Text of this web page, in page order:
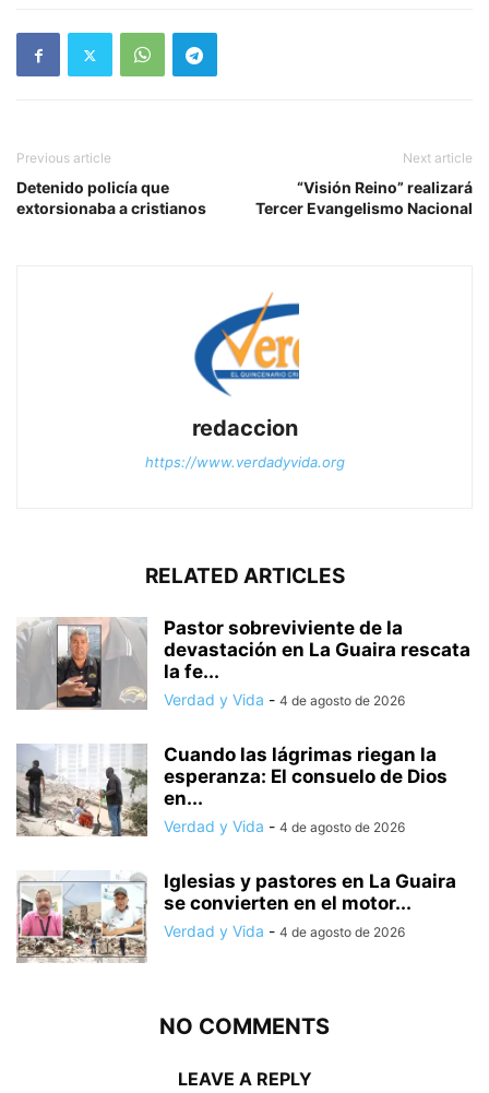
Previous article
Detenido policía que
extorsionaba a cristianos
Next article
“Visión Reino” realizará
Tercer Evangelismo Nacional
redaccion
https://www.verdadyvida.org
RELATED ARTICLES
Pastor sobreviviente de la
devastación en La Guaira rescata
la fe...
Verdad y Vida - 4 de agosto de 2026
Cuando las lágrimas riegan la
esperanza: El consuelo de Dios
en...
Verdad y Vida - 4 de agosto de 2026
Iglesias y pastores en La Guaira
se convierten en el motor...
Verdad y Vida - 4 de agosto de 2026
NO COMMENTS
LEAVE A REPLY